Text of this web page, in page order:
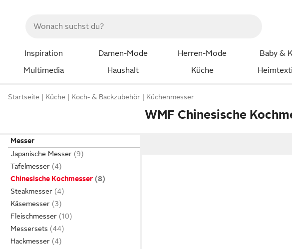
Inspiration Damen-Mode Herren-Mode Baby &
Multimedia
Haushalt Küche
Startseite Küche Koch- & Backzubehör Küchenmesser
WMF Chinesische
Messer
Japanische Messer
Tafelmesser
Chinesische Kochmesser
Steakmesser
Käsemesser
Fleischmesser
Messersets
Hackmesser